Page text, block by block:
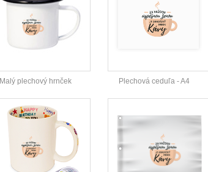
Malý plechový hrnček Plechová ceduľa - A4